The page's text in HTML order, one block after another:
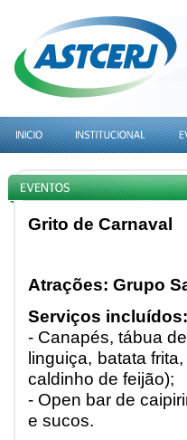
Grito de Carnaval
Atrações: Grupo
Serviços incluídos:
- Canapés, tábua
linguiça, batata
caldinho de feijão);
- Open bar de
e sucos.